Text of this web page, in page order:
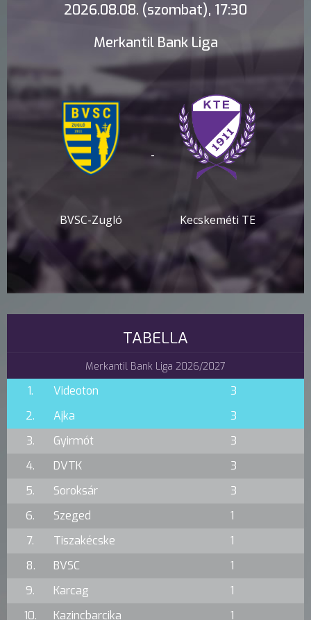
2026.08.08. (szombat), 17:30
Merkantil Bank Liga
BVSC-Zugló
-
Kecskeméti TE
TABELLA
Merkantil Bank Liga 2026/2027
1. Videoton
3
2.
Ajka
3
3.
Gyirmót
3
4.
DVTK
3
5.
Soroksár
3
6.
Szeged
1
7.
Tiszakécske
1
8.
BVSC
1
9.
Karcag
1
10.
Kazincbarcika 1